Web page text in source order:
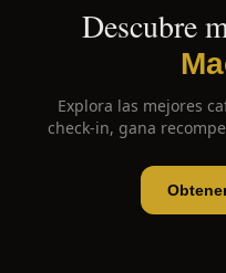
Descubre
Explora las mejores
check-in, gana